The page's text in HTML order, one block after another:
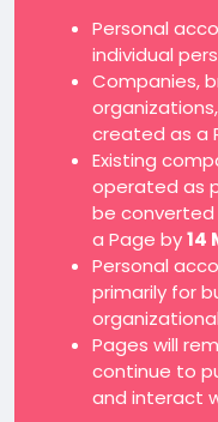
Personal
individual
Companies,
created as a
Existing
operated as
be converted
a Page by14
Personal
primarily for
Pages will
continue to
and interact